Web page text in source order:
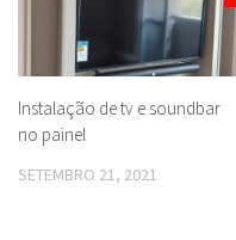
Instalação de tv e soundbar
no painel
SETEMBRO 21, 2021